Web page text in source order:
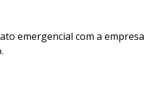
emergencial com a empresa